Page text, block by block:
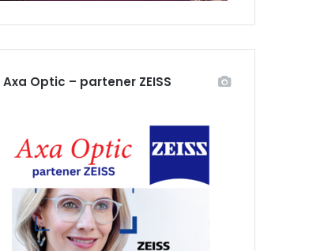
Axa Optic – partener ZEISS